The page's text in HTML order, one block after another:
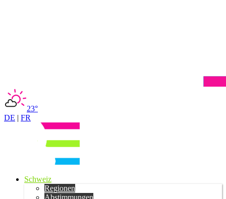
23°
DE | FR
Schweiz
Regionen
Abstimmungen